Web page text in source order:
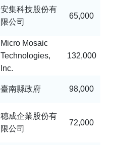
安集科技股份有
限公司
65,000
Micro Mosaic
Technologies,
Inc.
132,000
臺南縣政府 98,000
穗成企業股份有
限公司
72,000